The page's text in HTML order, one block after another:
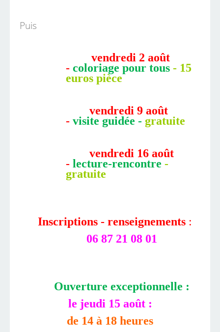
Puis
vendredi 2 août
-coloriage pour tous - 15
euros pièce
vendredi 9 août
-visite guidée - gratuite
vendredi 16 août
-lecture-rencontre-
gratuite
Inscriptions - renseignements :
06 87 21 08 01
Ouverture exceptionnelle :
le jeudi 15 août :
de 14 à 18 heures